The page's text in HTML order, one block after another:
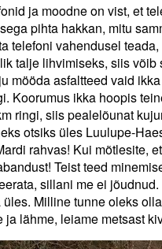
ja moodne on vist, et
pihta hakkan, mitu
telefoni vahendusel
talje lihvimiseks, siis
mööda asfaltteed vaid
Koorumus ikka hoopis
ringi, siis pealelõunat
otsiks üles Luulupe-
rahvas! Kui mõtlesite,
Teist teed
sillani me ei
Milline tunne oleks
lähme, leiame metsast